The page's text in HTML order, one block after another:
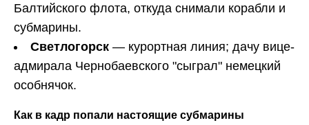
Балтийского флота, откуда снимали корабли и
субмарины.
Светлогорск — курортная линия; дачу вице-
адмирала Чернобаевского "сыграл" немецкий
особнячок.
Как в кадр попали настоящие субмарины